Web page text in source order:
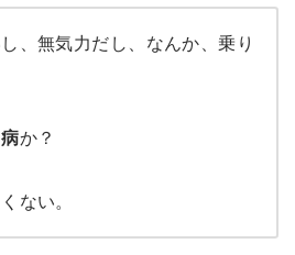
、無気力だし、なんか、乗り
か？
ない。